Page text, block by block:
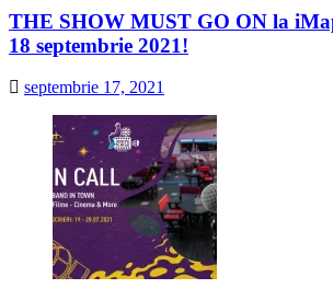
THE SHOW MUST GO ON la
18 septembrie 2021!
septembrie 17, 2021